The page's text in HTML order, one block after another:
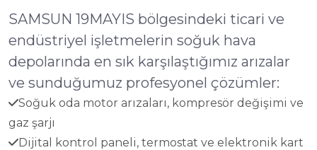
SAMSUN 19MAYIS bölgesindeki ticari ve
endüstriyel işletmelerin soğuk hava
depolarında en sık karşılaştığımız arızalar
ve sunduğumuz profesyonel çözümler:
Soğuk oda motor arızaları, kompresör değişimi ve
gaz şarjı
Dijital kontrol paneli, termostat ve elektronik kart